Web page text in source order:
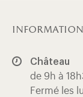
Château
de 9h à
Fermé les